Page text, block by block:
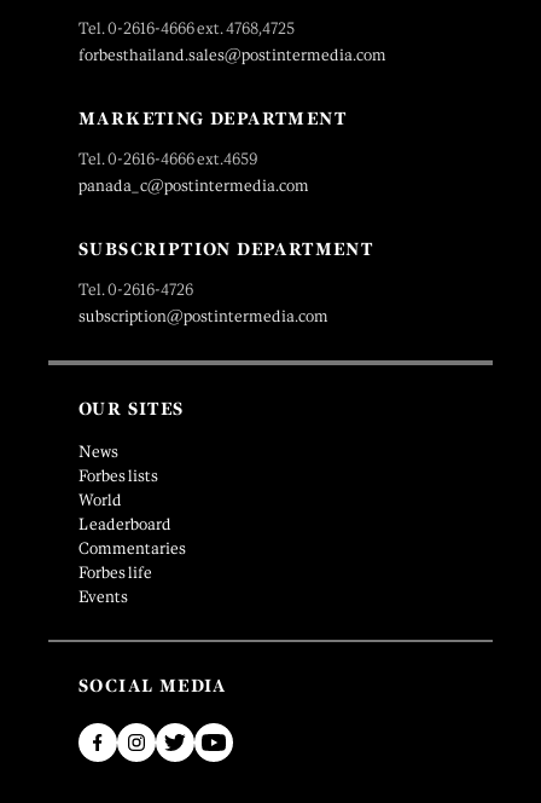
Tel. 0-2616-4666 ext. 4768,4725
forbesthailand.sales@postintermedia.com
MARKETING DEPARTMENT
Tel. 0-2616-4666 ext.4659
panada_c@postintermedia.com
SUBSCRIPTION DEPARTMENT
Tel. 0-2616-4726
subscription@postintermedia.com
OUR SITES
News
Forbes lists
World
Leaderboard
Commentaries
Forbes life
Events
SOCIAL MEDIA